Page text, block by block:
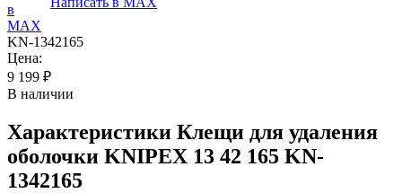
KN-1342165
Цена:
9 199 ₽
В наличии
Характеристики Клещи для удаления
оболочки KNIPEX 13 42 165 KN-
1342165